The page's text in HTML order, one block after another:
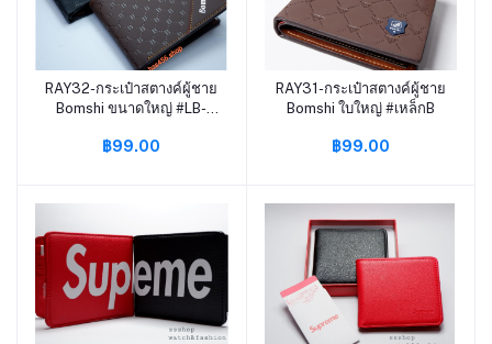
หยิบใส่ตะกร้า
RAY32-กระเป๋าสตางค์ผู้ชาย
Bomshi ขนาดใหญ่ #LB-
฿99.00
หยิบใส่ตะกร้า
RAY31-กระเป๋าสตางค์ผู้ชาย
Bomshi ใบใหญ่ #เหล็กB
฿99.00